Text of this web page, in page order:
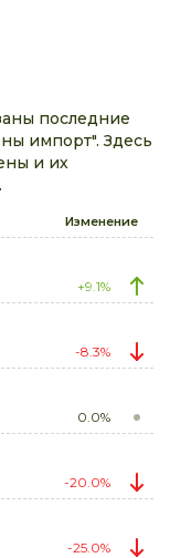
последние
импорт". Здесь
и их
Изменение
+9.1%
-8.3%
0.0%
-20.0%
-25.0%